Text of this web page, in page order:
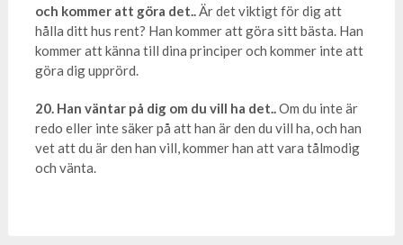
och kommer att göra det..Är det viktigt för dig att
hålla ditt hus rent? Han kommer att göra sitt bästa. Han
kommer att känna till dina principer och kommer inte att
göra dig upprörd.
20. Han väntar på dig om du vill ha det..Om du inte är
redo eller inte säker på att han är den du vill ha, och han
vet att du är den han vill, kommer han att vara tålmodig
och vänta.